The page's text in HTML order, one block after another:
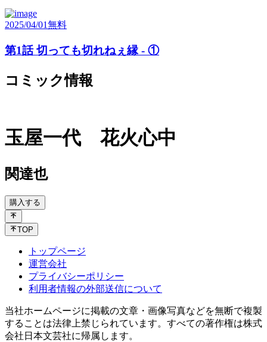
2025/04/01無料
第1話 切っても切れねぇ縁 - ①
コミック情報
玉屋一代 花火心中
関達也
購入する
TOP
トップページ
運営会社
プライバシーポリシー
利用者情報の外部送信について
当社ホームページに掲載の文章・画像写真などを無断で複製
することは法律上禁じられています。すべての著作権は株式
会社日本文芸社に帰属します。